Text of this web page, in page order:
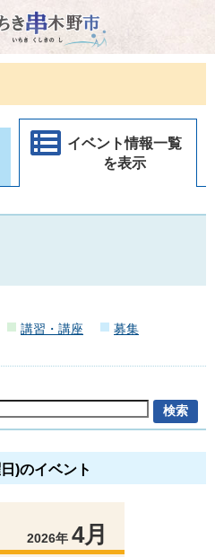
串木野市
イベント情報一覧
を表示
講習・講座
募集
)のイベント
2026年 4月